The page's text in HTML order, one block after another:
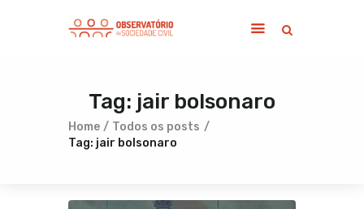
Tag: jair bolsonaro
Home
Todos os posts
Tag: jair bolsonaro
Home
Sobre
Notícias
Contato